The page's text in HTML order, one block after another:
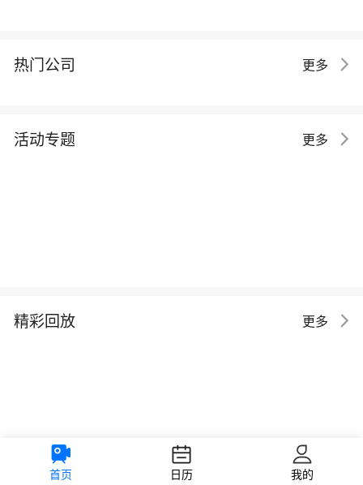
热门公司 更多
活动专题 更多
精彩回放 更多
首页 日历 我的